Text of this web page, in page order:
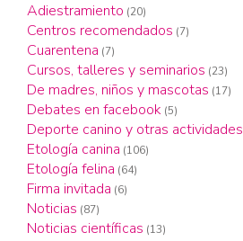
Adiestramiento (20)
Centros recomendados (7)
Cuarentena (7)
Cursos, talleres y seminarios (23)
De madres, niños y mascotas (17)
Debates en facebook (5)
Deporte canino y otras actividades
Etología canina (106)
Etología felina (64)
Firma invitada (6)
Noticias (87)
Noticias científicas (13)